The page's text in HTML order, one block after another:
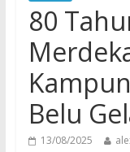
80
Belu
13/08/2025